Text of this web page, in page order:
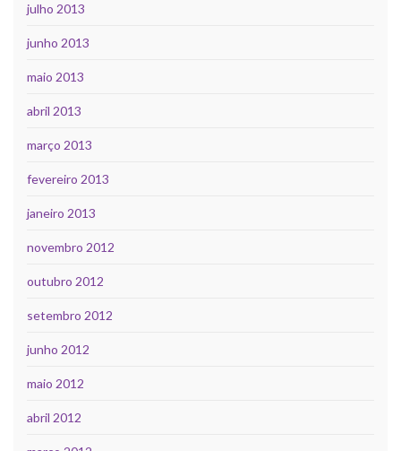
julho 2013
junho 2013
maio 2013
abril 2013
março 2013
fevereiro 2013
janeiro 2013
novembro 2012
outubro 2012
setembro 2012
junho 2012
maio 2012
abril 2012